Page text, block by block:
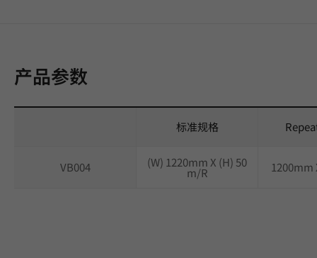
产品参数
标准规格
VB004 (W) 1220mm X (H) 50
m/R 1200mm